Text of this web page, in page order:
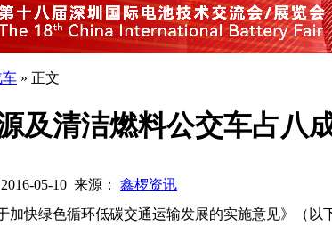
车 » 正文
及清洁燃料公交车占八
05-10 来源： 鑫椤资讯
绿色循环低碳交通运输发展的实施意见》（以